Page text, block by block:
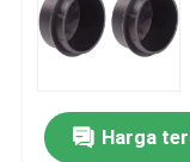
Harga